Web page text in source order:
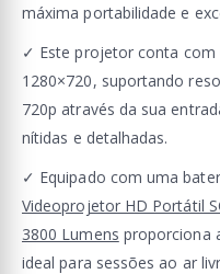
máxima portabilidade e
✓ Este projetor conta com
1280×720, suportando
720p através da sua
nítidas e detalhadas.
✓ Equipado com uma
Videoprojetor HD Portátil
3800 Lumens proporciona
ideal para sessões ao ar